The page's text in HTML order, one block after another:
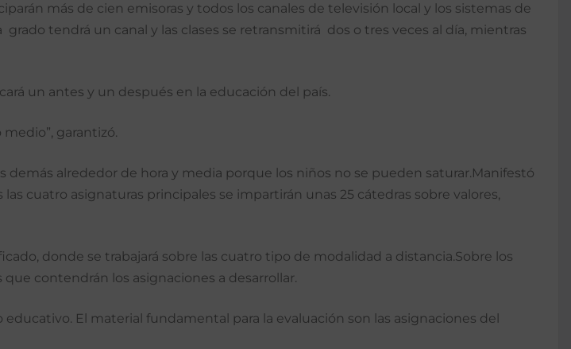
más de cien emisoras y todos los canales de televisión local y los sistemas de
tendrá un canal y las clases se retransmitirá dos o tres veces al día, mientras
un antes y un después en la educación del país.
garantizó.
alrededor de hora y media porque los niños no se pueden saturar.Manifestó
cuatro asignaturas principales se impartirán unas 25 cátedras sobre valores,
donde se trabajará sobre las cuatro tipo de modalidad a distancia.Sobre los
contendrán los asignaciones a desarrollar.
El material fundamental para la evaluación son las asignaciones del